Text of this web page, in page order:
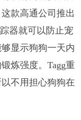
款高通公司推出
器就可以防止宠
显示狗狗一天内
炼强度。Tagg重
不用担心狗狗在